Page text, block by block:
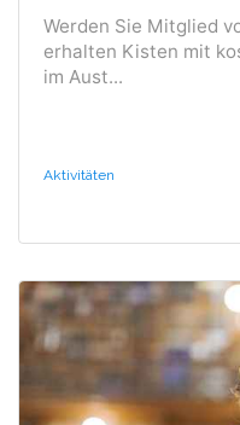
Werden Sie Mitglied
erhalten Kisten mit
im Aust...
Aktivitäten